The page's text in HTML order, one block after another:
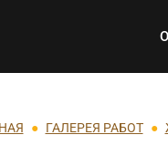
ГАЛЕРЕЯ РАБОТ